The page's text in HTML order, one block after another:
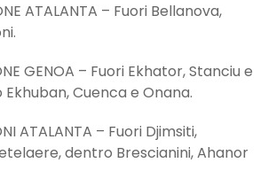
ATALANTA – Fuori Bellanova,
GENOA – Fuori Ekhator, Stanciu e
Cuenca e Onana.
ATALANTA – Fuori Djimsiti,
dentro Brescianini, Ahanor